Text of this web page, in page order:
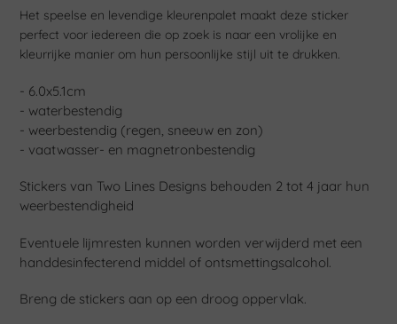
Het speelse en levendige kleurenpalet maakt deze sticker
perfect voor iedereen die op zoek is naar een vrolijke en
kleurrijke manier om hun persoonlijke stijl uit te drukken.
- 6.0x5.1cm
- waterbestendig
- weerbestendig (regen, sneeuw en zon)
- vaatwasser- en magnetronbestendig
Stickers van Two Lines Designs behouden 2 tot 4 jaar hun
weerbestendigheid
Eventuele lijmresten kunnen worden verwijderd met een
handdesinfecterend middel of ontsmettingsalcohol.
Breng de stickers aan op een droog oppervlak.